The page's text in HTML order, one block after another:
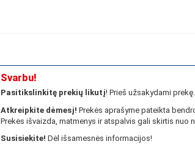
Svarbu!
Pasitikslinkitę prekių likutį! Prieš užsakydami
Atkreipkite dėmesį! Prekės aprašyme pateikta
Prekės išvaizda, matmenys ir atspalvis gali skirtis nuo
Susisiekite! Dėl išsamesnės informacijos!